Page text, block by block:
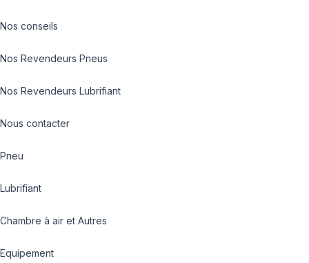
Nos conseils
Nos Revendeurs Pneus
Nos Revendeurs Lubrifiant
Nous contacter
Pneu
Lubrifiant
Chambre à air et Autres
Equipement